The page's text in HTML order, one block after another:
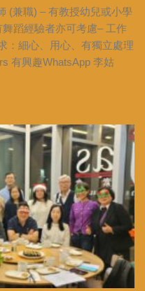
(兼職) – 有教授幼兒或小學
蹈經驗者亦可考慮– 工作
：細心、用心、有獨立處理
有興趣WhatsApp 李姑